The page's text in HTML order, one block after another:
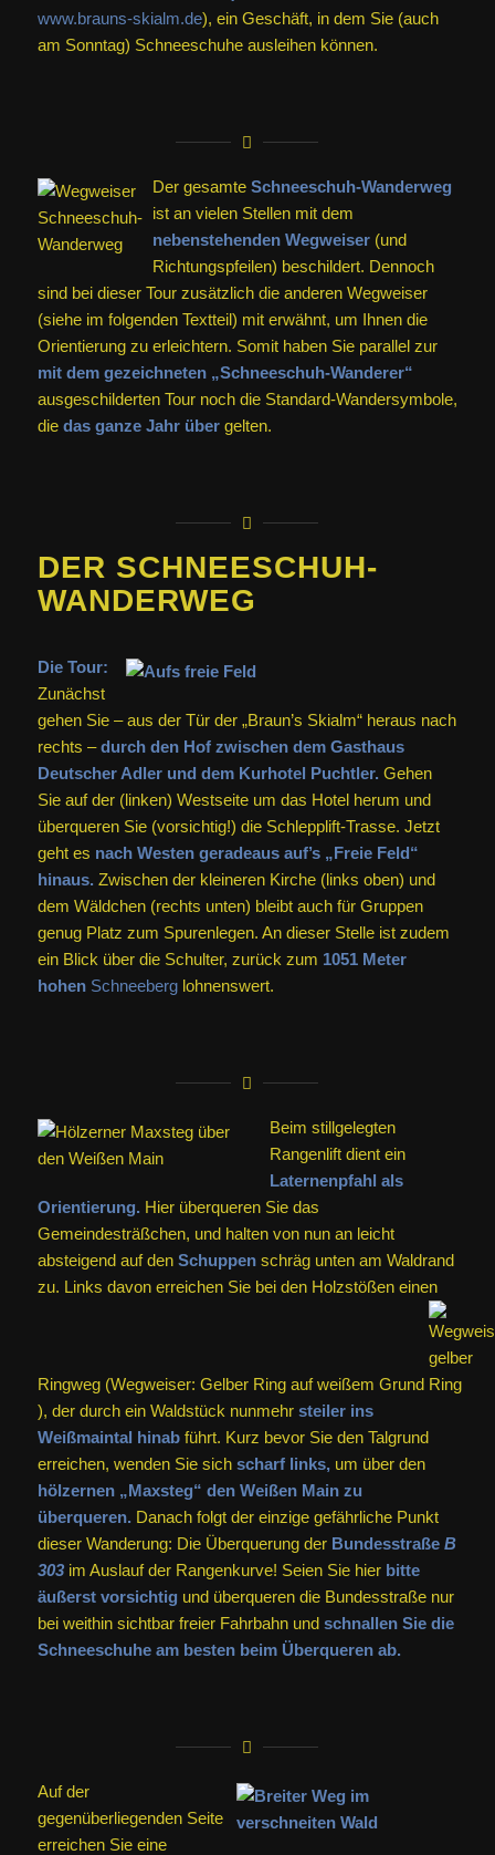
www.brauns-skialm.de), ein Geschäft, in dem Sie (auch
am Sonntag) Schneeschuhe ausleihen können.
Der gesamte Schneeschuh-Wanderweg
ist an vielen Stellen mit dem
nebenstehenden Wegweiser(und
Richtungspfeilen) beschildert. Dennoch
sind bei dieser Tour zusätzlich die anderen Wegweiser
(siehe im folgenden Textteil) mit erwähnt, um Ihnen die
Orientierung zu erleichtern. Somit haben Sie parallel zur
mit dem gezeichneten „Schneeschuh-Wanderer“
ausgeschilderten Tour noch die Standard-Wandersymbole,
die das ganze Jahr übergelten.
DER SCHNEESCHUH-
WANDERWEG
Die Tour:
Zunächst
gehen Sie – aus der Tür der „Braun’s Skialm“ heraus nach
rechts –durch den Hof zwischen dem Gasthaus
Deutscher Adler und dem Kurhotel Puchtler. Gehen
Sie auf der (linken) Westseite um das Hotel herum und
überqueren Sie (vorsichtig!) die Schlepplift-Trasse. Jetzt
geht es nach Westen geradeaus auf’s „Freie Feld“
hinaus. Zwischen der kleineren Kirche (links oben) und
dem Wäldchen (rechts unten) bleibt auch für Gruppen
genug Platz zum Spurenlegen. An dieser Stelle ist zudem
ein Blick über die Schulter, zurück zum 1051 Meter
hohen Schneeberglohnenswert.
Beim stillgelegten
Rangenlift dient ein
Laternenpfahl als
Orientierung. Hier überqueren Sie das
Gemeindesträßchen, und halten von nun an leicht
absteigend auf den Schuppenschräg unten am Waldrand
zu. Links davon erreichen Sie bei den Holzstößen einen
Ringweg (Wegweiser: Gelber Ring auf weißem Grund
), der durch ein Waldstück nunmehr steiler ins
Weißmaintal hinabführt. Kurz bevor Sie den Talgrund
erreichen, wenden Sie sich scharf links,um über den
hölzernen „Maxsteg“ den Weißen Main zu
überqueren. Danach folgt der einzige gefährliche Punkt
dieser Wanderung: Die Überquerung der Bundesstraße B
303im Auslauf der Rangenkurve! Seien Sie hier bitte
äußerst vorsichtig und überqueren die Bundesstraße nur
bei weithin sichtbar freier Fahrbahn und schnallen Sie die
Schneeschuhe am besten beim Überqueren ab.
Auf der
gegenüberliegenden Seite
erreichen Sie eine